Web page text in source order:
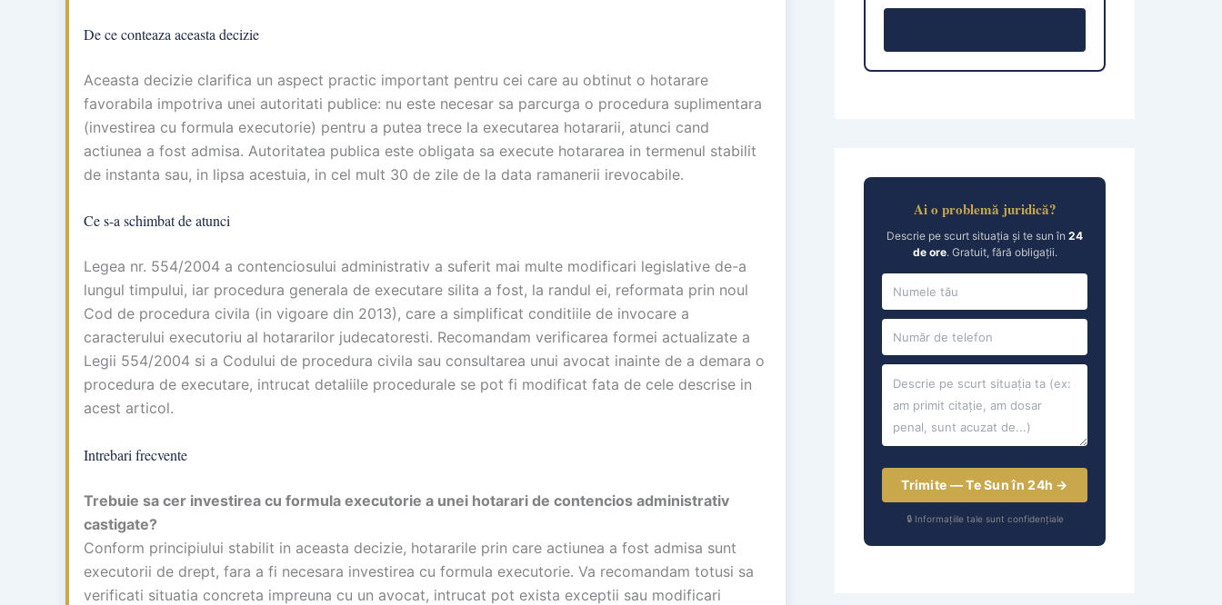
De ce conteaza aceasta decizie
Aceasta decizie clarifica un aspect practic important pentru cei care au obtinut o hotarare
favorabila impotriva unei autoritati publice: nu este necesar sa parcurga o procedura suplimentara
(investirea cu formula executorie) pentru a putea trece la executarea hotararii, atunci cand
actiunea a fost admisa. Autoritatea publica este obligata sa execute hotararea in termenul stabilit
de instanta sau, in lipsa acestuia, in cel mult 30 de zile de la data ramanerii irevocabile.
Ce s-a schimbat de atunci
Legea nr. 554/2004 a contenciosului administrativ a suferit mai multe modificari legislative de-a
lungul timpului, iar procedura generala de executare silita a fost, la randul ei, reformata prin noul
Cod de procedura civila (in vigoare din 2013), care a simplificat conditiile de invocare a
caracterului executoriu al hotararilor judecatoresti. Recomandam verificarea formei actualizate a
Legii 554/2004 si a Codului de procedura civila sau consultarea unui avocat inainte de a demara o
procedura de executare, intrucat detaliile procedurale se pot fi modificat fata de cele descrise in
acest articol.
Intrebari frecvente
Trebuie sa cer investirea cu formula executorie a unei hotarari de contencios administrativ
castigate?
Conform principiului stabilit in aceasta decizie, hotararile prin care actiunea a fost admisa sunt
executorii de drept, fara a fi necesara investirea cu formula executorie. Va recomandam totusi sa
verificati situatia concreta impreuna cu un avocat, intrucat pot exista exceptii sau modificari
Ai o problemă juridică?
Descrie pe scurt situația și te sun în 24
de ore. Gratuit, fără obligații.
Trimite — Te Sun în 24h →
🔒 Informațiile tale sunt confidențiale